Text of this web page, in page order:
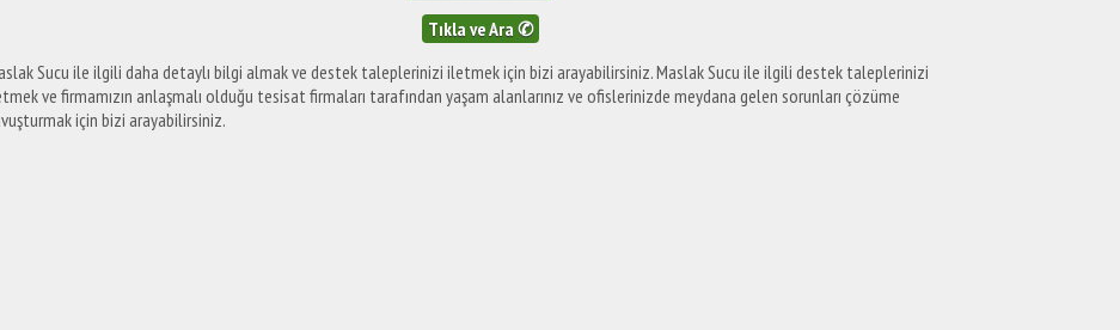
Tıkla ve Ara ✆
Sucu ile ilgili daha detaylı bilgi almak ve destek taleplerinizi iletmek için bizi arayabilirsiniz. Maslak Sucu ile ilgili destek taleplerinizi
ve firmamızın anlaşmalı olduğu tesisat firmaları tarafından yaşam alanlarınız ve ofislerinizde meydana gelen sorunları çözüme
için bizi arayabilirsiniz.